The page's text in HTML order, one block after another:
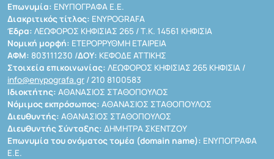
Επωνυμία: ΕΝΥΠΟΓΡΑΦΑ Ε.Ε.
Διακριτικός τίτλος: ENYPOGRAFA
Έδρα: ΛΕΩΦΟΡΟΣ ΚΗΦΙΣΙΑΣ 265 / Τ.Κ. 14561 ΚΗΦΙΣΙΑ
Νομική μορφή: ΕΤΕΡΟΡΡΥΘΜΗ ΕΤΑΙΡΕΙΑ
ΑΦΜ: 803111230 /ΔΟΥ: ΚΕΦΟΔΕ ΑΤΤΙΚΗΣ
Στοιχεία επικοινωνίας: ΛΕΩΦΟΡΟΣ ΚΗΦΙΣΙΑΣ 265 ΚΗΦΙΣΙΑ /
info@enypografa.gr / 210 8100583
Ιδιοκτήτης: ΑΘΑΝΑΣΙΟΣ ΣΤΑΘΟΠΟΥΛΟΣ
Νόμιμος εκπρόσωπος: ΑΘΑΝΑΣΙΟΣ ΣΤΑΘΟΠΟΥΛΟΣ
Διευθυντής: ΑΘΑΝΑΣΙΟΣ ΣΤΑΘΟΠΟΥΛΟΣ
Διευθυντής Σύνταξης: ΔΗΜΗΤΡΑ ΣΚΕΝΤΖΟΥ
Επωνυμία του ονόματος τομέα (domain name): ΕΝΥΠΟΓΡΑΦΑ
Ε.Ε.